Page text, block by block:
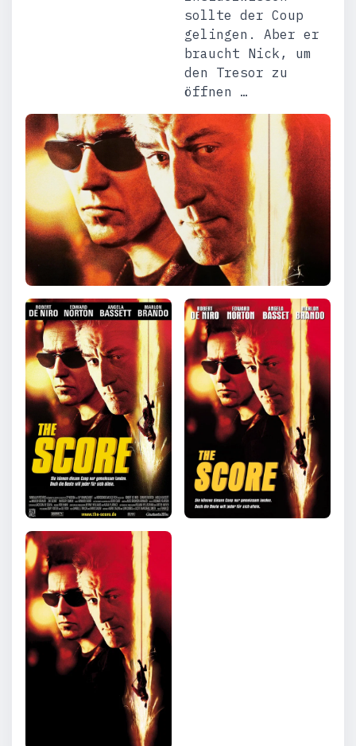
sollte der Coup
gelingen. Aber er
braucht Nick, um
den Tresor zu
öffnen …